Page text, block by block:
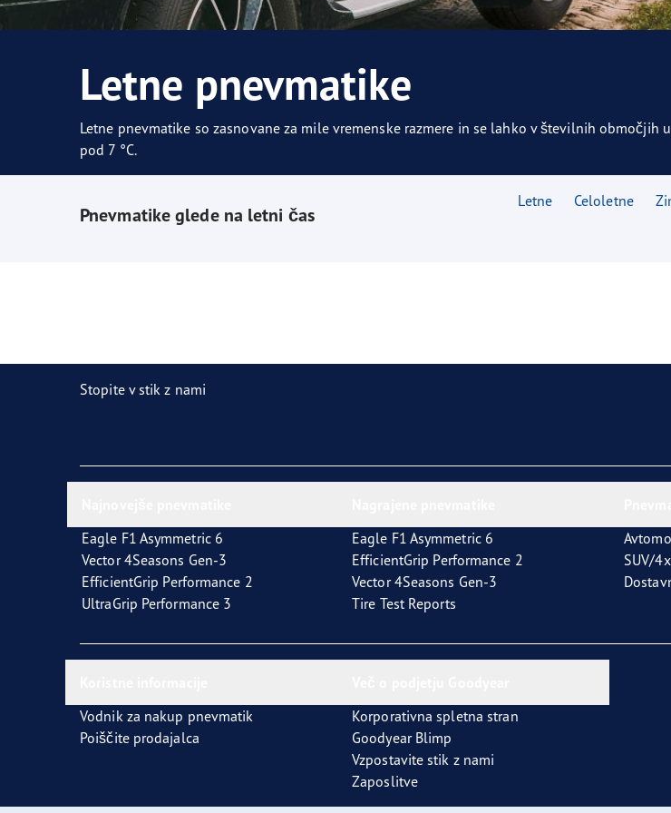
Skrb za pnevmatike
Prihodnost električne mobilnosti Ultragrip Performance +
Letne pnevmatike
Letne pnevmatike so zasnovane za mile vremenske razmere in se lahko v številnih
pod 7 °C.
Pnevmatike glede na letni čas
Letne Celoletne
Stopite v stik z nami
Eagle F1 Asymmetric 6
Vector 4Seasons Gen-3
EfficientGrip Performance 2
UltraGrip Performance 3
Eagle F1 Asymmetric 6
EfficientGrip Performance 2
Vector 4Seasons Gen-3
Tire Test Reports
SUV/
Vodnik za nakup pnevmatik
Poiščite prodajalca
Korporativna spletna stran
Goodyear Blimp
Vzpostavite stik z nami
Zaposlitve